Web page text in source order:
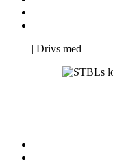
| Drivs med